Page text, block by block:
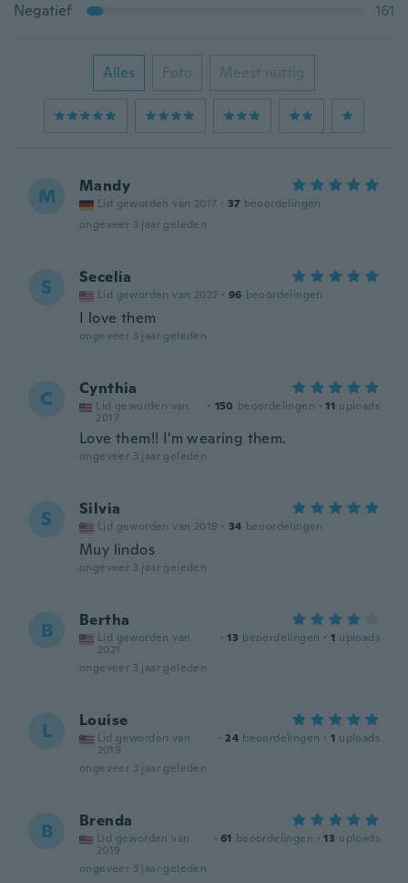
Negatief
161
Alles Foto Meest nuttig
M Mandy
Lid geworden van 2017 · 37 beoordelingen
ongeveer 3 jaar geleden
S Secelia
Lid geworden van 2022 · 96 beoordelingen
I love them
ongeveer 3 jaar geleden
C Cynthia
Lid geworden van
2017
· 150 beoordelingen · 11 uploads
Love them!! I'm wearing them.
ongeveer 3 jaar geleden
S Silvia
Lid geworden van 2019 · 34 beoordelingen
Muy lindos
ongeveer 3 jaar geleden
B Bertha
Lid geworden van
2021
· 13 beoordelingen · 1 uploads
ongeveer 3 jaar geleden
L Louise
Lid geworden van
2019
· 24 beoordelingen · 1 uploads
ongeveer 3 jaar geleden
B Brenda
Lid geworden van
2019
· 61 beoordelingen · 13 uploads
ongeveer 3 jaar geleden